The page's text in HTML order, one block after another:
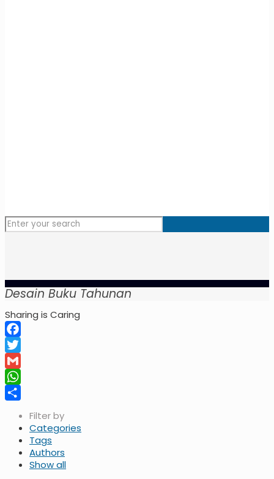
Desain Buku Tahunan
Sharing is Caring
Facebook
Twitter
Gmail
WhatsApp
Filter by
Categories
Tags
Authors
Show all